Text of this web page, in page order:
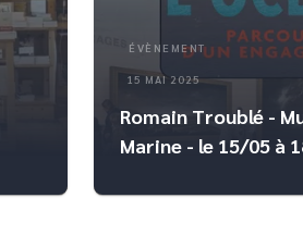
ÉVÈNEMENT
15 MAI 2025
Romain Troublé -
Marine - le 15/05 à